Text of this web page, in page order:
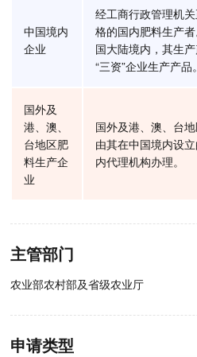
中国境内
企业
经工商行政管理机
格的国内肥料生产
国大陆境内，其生
“三资”企业生产产品。
国外及
港、澳、
台地区肥
料生产企
业
国外及港、澳、台
由其在中国境内设
内代理机构办理。
主管部门
农业部农村部及省级农业厅
申请类型